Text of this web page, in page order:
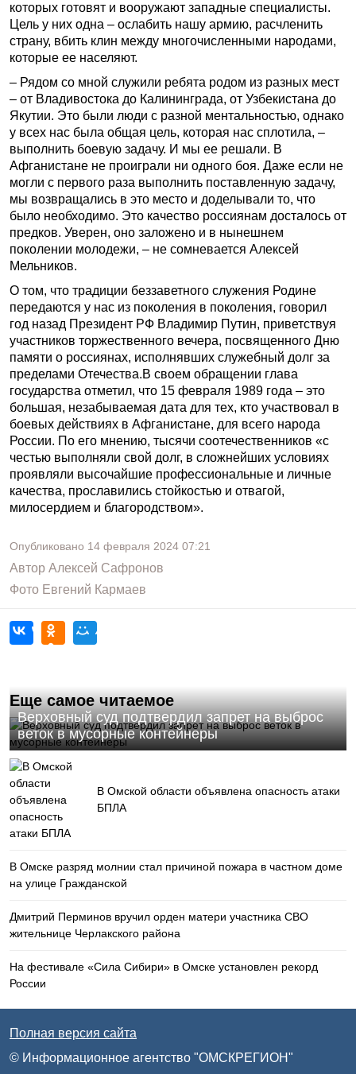
которых готовят и вооружают западные специалисты.
Цель у них одна – ослабить нашу армию, расчленить
страну, вбить клин между многочисленными народами,
которые ее населяют.
– Рядом со мной служили ребята родом из разных мест
– от Владивостока до Калининграда, от Узбекистана до
Якутии. Это были люди с разной ментальностью, однако
у всех нас была общая цель, которая нас сплотила, –
выполнить боевую задачу. И мы ее решали. В
Афганистане не проиграли ни одного боя. Даже если не
могли с первого раза выполнить поставленную задачу,
мы возвращались в это место и доделывали то, что
было необходимо. Это качество россиянам досталось от
предков. Уверен, оно заложено и в нынешнем
поколении молодежи, – не сомневается Алексей
Мельников.
О том, что традиции беззаветного служения Родине
передаются у нас из поколения в поколения, говорил
год назад Президент РФ Владимир Путин, приветствуя
участников торжественного вечера, посвященного Дню
памяти о россиянах, исполнявших служебный долг за
пределами Отечества.В своем обращении глава
государства отметил, что 15 февраля 1989 года – это
большая, незабываемая дата для тех, кто участвовал в
боевых действиях в Афганистане, для всего народа
России. По его мнению, тысячи соотечественников «с
честью выполняли свой долг, в сложнейших условиях
проявляли высочайшие профессиональные и личные
качества, прославились стойкостью и отвагой,
милосердием и благородством».
Опубликовано 14 февраля 2024 07:21
Автор Алексей Сафронов
Фото Евгений Кармаев
Еще самое читаемое
Верховный суд подтвердил запрет на выброс
веток в мусорные контейнеры
В Омской области объявлена опасность атаки
БПЛА
В Омске разряд молнии стал причиной пожара в частном доме
на улице Гражданской
Дмитрий Перминов вручил орден матери участника СВО
жительнице Черлакского района
На фестивале «Сила Сибири» в Омске установлен рекорд
России
Полная версия сайта
© Информационное агентство "ОМСКРЕГИОН"